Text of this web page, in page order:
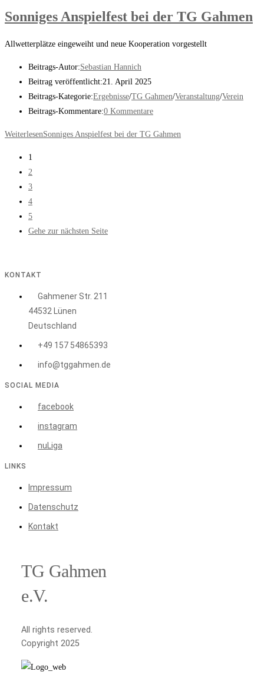
Sonniges Anspielfest bei der TG Gahmen
Allwetterplätze eingeweiht und neue Kooperation vorgestellt
Beitrags-Autor:Sebastian Hannich
Beitrag veröffentlicht:21. April 2025
Beitrags-Kategorie:Ergebnisse/TG Gahmen/Veranstaltung/Verein
Beitrags-Kommentare:0 Kommentare
WeiterlesenSonniges Anspielfest bei der TG Gahmen
1
2
3
4
5
Gehe zur nächsten Seite
KONTAKT
Gahmener Str. 211
44532 Lünen
Deutschland
+49 157 54865393
info@tggahmen.de
SOCIAL MEDIA
facebook
instagram
nuLiga
LINKS
Impressum
Datenschutz
Kontakt
TG Gahmen
e.V.
All rights reserved.
Copyright 2025